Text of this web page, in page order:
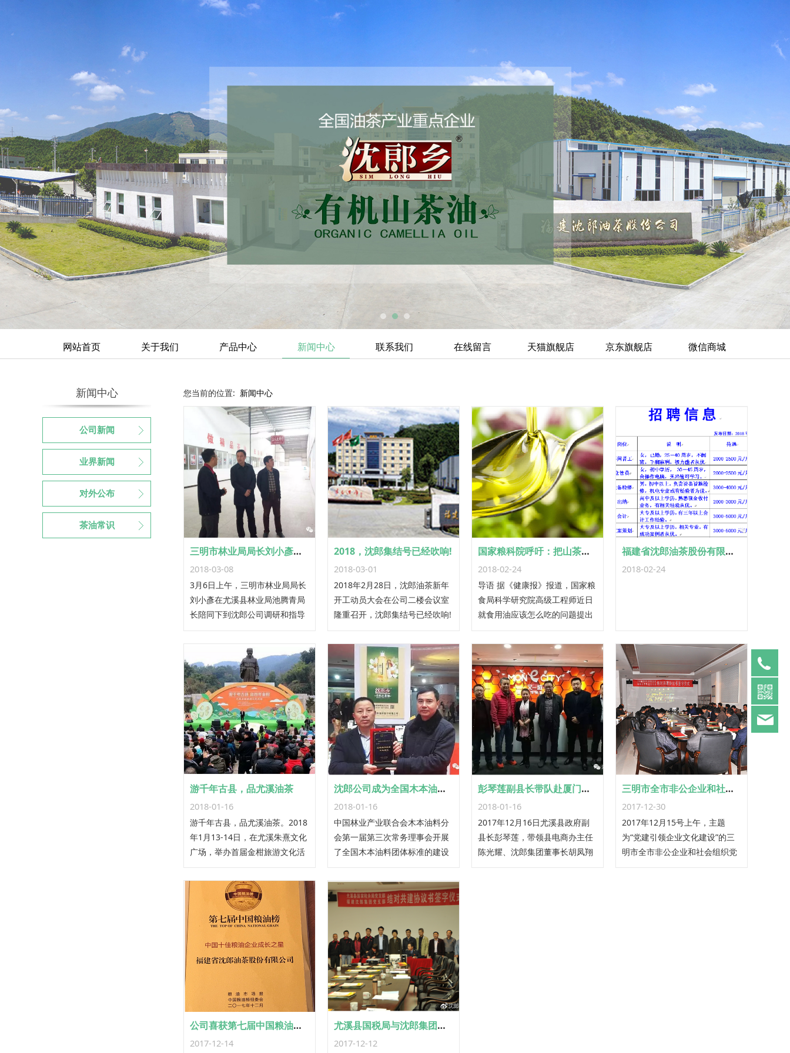
网站首页 关于我们 产品中心 新闻中心 联系我们 在线留言 天猫旗舰店 京东旗舰店 微信商城
新闻中心
公司新闻
业界新闻
对外公布
茶油常识
您当前的位置: 新闻中心
三明市林业局局长刘小彥莅临沈郎公司调研指导工作
2018-03-08
3月6日上午，三明市林业局局长
刘小彥在尤溪县林业局池腾青局
长陪同下到沈郎公司调研和指导
2018，沈郎集结号已经吹响!
2018-03-01
2018年2月28日，沈郎油茶新年
开工动员大会在公司二楼会议室
隆重召开，沈郎集结号已经吹响!
国家粮科院呼吁：把山茶油做为必备食用油！
2018-02-24
导语 据《健康报》报道，国家粮
食局科学研究院高级工程师近日
就食用油应该怎么吃的问题提出
福建省沈郎油茶股份有限公司12个职位等您来！
2018-02-24
游千年古县，品尤溪油茶
2018-01-16
游千年古县，品尤溪油茶。2018
年1月13-14日，在尤溪朱熹文化
广场，举办首届金柑旅游文化活
金柑、尤溪油茶，推介“我家在景
区”全域旅游。
沈郎公司成为全国木本油料协会“团标品牌联盟”发起单位
2018-01-16
中国林业产业联合会木本油料分
会第一届第三次常务理事会开展
了全国木本油料团体标准的建设
业规范、行业自律、行业发展机
制，依法规范全国木本油料产品
生产、销售秩序，切实保护广大
消费者利益，促进全国木本油料
市场的健康发展。
彭琴莲副县长带队赴厦门考察对接“互联网+油茶区域化、链条化”项目
2018-01-16
2017年12月16日尤溪县政府副
县长彭琴莲，带领县电商办主任
陈光耀、沈郎集团董事长胡凤翔
三明市全市非公企业和社会组织党建工作 联席会议成员一行莅临沈郎公司考察调研
2017-12-30
2017年12月15号上午，主题
为“党建引领企业文化建设”的三
明市全市非公企业和社会组织党
公司喜获第七届中国粮油榜十佳粮油企业成长之星
2017-12-14
尤溪县国税局与沈郎集团党组织结对共建
2017-12-12